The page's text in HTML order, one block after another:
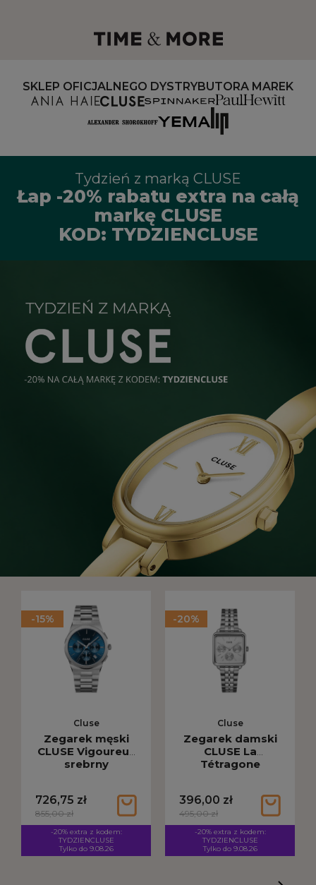
SKLEP OFICJALNEGO DYSTRYBUTORA MAREK
Tydzień z marką CLUSE
Łap -20% rabatu extra na całą
markę CLUSE
KOD: TYDZIENCLUSE
-15%
Cluse
Zegarek męski
CLUSE Vigoureux
srebrny
726,75 zł
855,00 zł
-20% extra z kodem:
TYDZIENCLUSE
Tylko do 9.08.26
-20%
Cluse
Zegarek damski
CLUSE La
Tétragone
396,00 zł
495,00 zł
-20% extra z kodem:
TYDZIENCLUSE
Tylko do 9.08.26